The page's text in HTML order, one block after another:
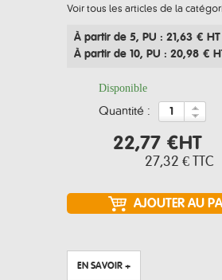
Voir tous les articles de la
À partir de 5, PU : 21,63 € HT
À partir de 10, PU : 20,98 €
Disponible
quantité :
22,77 €HT
27,32 € TTC
EN SAVOIR +